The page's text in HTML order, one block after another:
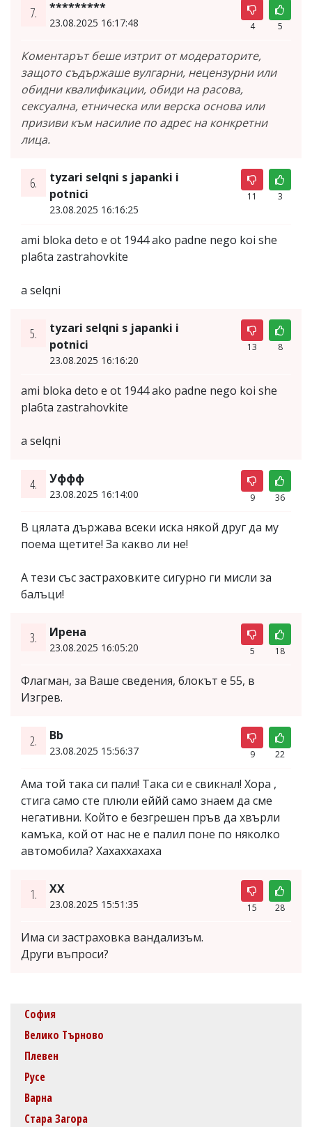
7. *********
23.08.2025 16:17:48 4 5
Коментарът беше изтрит от модераторите,
защото съдържаше вулгарни, нецензурни или
обидни квалификации, обиди на расова,
сексуална, етническа или верска основа или
призиви към насилие по адрес на конкретни
лица.
6.
tyzari selqni s japanki i
potnici
23.08.2025 16:16:25
11 3
ami bloka deto e ot 1944 ako padne nego koi she
pla6ta zastrahovkite
a selqni
5.
tyzari selqni s japanki i
potnici
23.08.2025 16:16:20
13 8
ami bloka deto e ot 1944 ako padne nego koi she
pla6ta zastrahovkite
a selqni
4. Уффф
23.08.2025 16:14:00 9 36
В цялата държава всеки иска някой друг да му
поема щетите! За какво ли не!
А тези със застраховките сигурно ги мисли за
балъци!
3. Ирена
23.08.2025 16:05:20 5 18
Флагман, за Ваше сведения, блокът е 55, в
Изгрев.
2. Bb
23.08.2025 15:56:37 9 22
Ама той така си пали! Така си е свикнал! Хора ,
стига само сте плюли еййй само знаем да сме
негативни. Който е безгрешен пръв да хвърли
камъка, кой от нас не е палил поне по няколко
автомобила? Хахаххахаха
1. ХХ
23.08.2025 15:51:35 15 28
Има си застраховка вандализъм.
Други въпроси?
София
Велико Търново
Плевен
Русе
Варна
Стара Загора